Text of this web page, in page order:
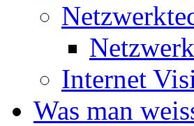
Internet
Was man